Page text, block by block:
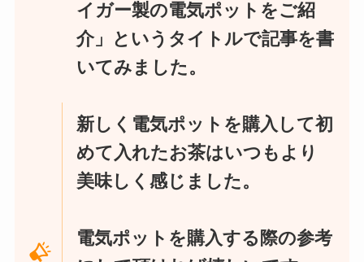
イガー製の電気ポットをご紹
介」というタイトルで記事を書
いてみました。
新しく電気ポットを購入して初
めて入れたお茶はいつもより
美味しく感じました。
電気ポットを購入する際の参考